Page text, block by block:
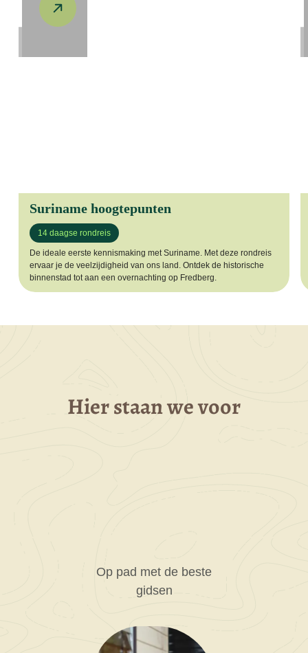
Suriname hoogtepunten
14 daagse rondreis
De ideale eerste kennismaking met Suriname. Met deze rondreis
ervaar je de veelzijdigheid van ons land. Ontdek de historische
binnenstad tot aan een overnachting op Fredberg.
Hier staan we voor
Op pad met de beste
gidsen